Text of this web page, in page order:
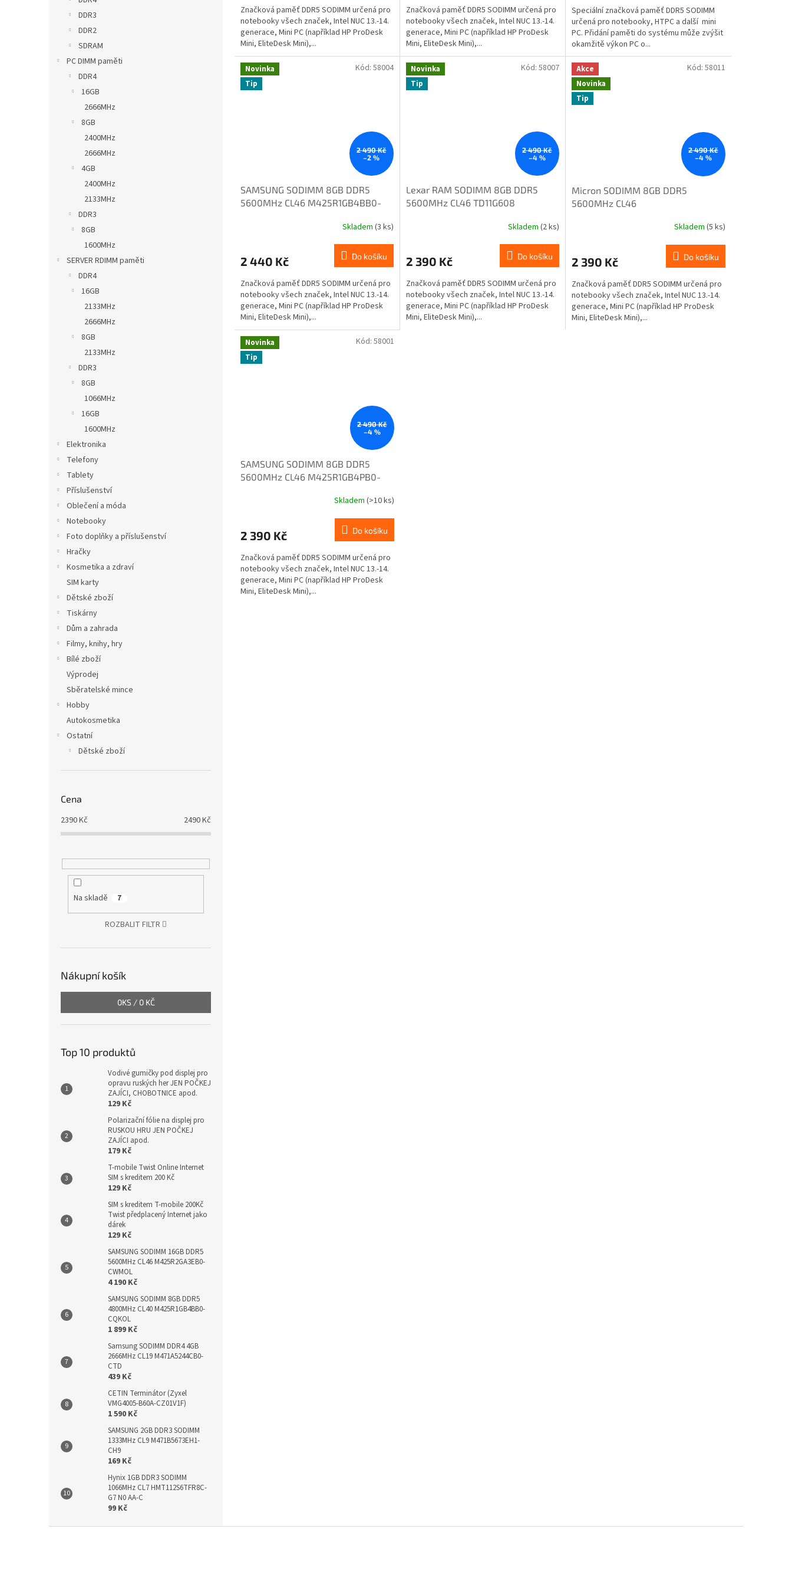
DDR3
DDR2
SDRAM
PC DIMM paměti
DDR4
16GB
2666MHz
8GB
2400MHz
2666MHz
4GB
2400MHz
2133MHz
DDR3
8GB
1600MHz
SERVER RDIMM paměti
DDR4
16GB
2133MHz
2666MHz
8GB
2133MHz
DDR3
8GB
1066MHz
16GB
1600MHz
Elektronika
Telefony
Tablety
Příslušenství
Oblečení a móda
Notebooky
Foto doplňky a příslušenství
Hračky
Kosmetika a zdraví
SIM karty
Dětské zboží
Tiskárny
Dům a zahrada
Filmy, knihy, hry
Bílé zboží
Výprodej
Sběratelské mince
Hobby
Autokosmetika
Ostatní
Dětské zboží
Cena
2390Kč 2490Kč
Na skladě 7
ROZBALIT FILTR
Nákupní košík
0KS / 0 KČ
Top 10 produktů
Vodivé gumičky pod displej pro
opravu ruských her JEN POČKEJ
ZAJÍCI, CHOBOTNICE apod.
129 Kč
Polarizační fólie na displej pro
RUSKOU HRU JEN POČKEJ
ZAJÍCI apod.
179 Kč
T-mobile Twist Online Internet
SIM s kreditem 200 Kč
129 Kč
SIM s kreditem T-mobile 200Kč
Twist předplacený Internet jako
dárek
129 Kč
SAMSUNG SODIMM 16GB DDR5
5600MHz CL46 M425R2GA3EB0-
CWMOL
4 190 Kč
SAMSUNG SODIMM 8GB DDR5
4800MHz CL40 M425R1GB4BB0-
CQKOL
1 899 Kč
Samsung SODIMM DDR4 4GB
2666MHz CL19 M471A5244CB0-
CTD
439 Kč
CETIN Terminátor (Zyxel
VMG4005-B60A-CZ01V1F)
1 590 Kč
SAMSUNG 2GB DDR3 SODIMM
1333MHz CL9 M471B5673EH1-
CH9
169 Kč
Hynix 1GB DDR3 SODIMM
1066MHz CL7 HMT112S6TFR8C-
G7 N0 AA-C
99 Kč
Značková paměť DDR5 SODIMM určená pro
notebooky všech značek, Intel NUC 13.-14.
generace, Mini PC (například HP ProDesk
Mini, EliteDesk Mini),...
Značková paměť DDR5 SODIMM určená pro
notebooky všech značek, Intel NUC 13.-14.
generace, Mini PC (například HP ProDesk
Mini, EliteDesk Mini),...
Speciální značková paměť DDR5 SODIMM
určená pro notebooky, HTPC a další mini
PC. Přidání paměti do systému může zvýšit
okamžitě výkon PC o...
Novinka
Tip
2 490 Kč
–2 %
SAMSUNG SODIMM 8GB DDR5
5600MHz CL46 M425R1GB4BB0-
Skladem (3 ks)
2 440 Kč Do košíku
Značková paměť DDR5 SODIMM určená pro
notebooky všech značek, Intel NUC 13.-14.
generace, Mini PC (například HP ProDesk
Mini, EliteDesk Mini),...
Kód: 58004
Novinka
Tip
2 490 Kč
–4 %
Lexar RAM SODIMM 8GB DDR5
5600MHz CL46 TD11G608
Skladem (2 ks)
2 390 Kč Do košíku
Značková paměť DDR5 SODIMM určená pro
notebooky všech značek, Intel NUC 13.-14.
generace, Mini PC (například HP ProDesk
Mini, EliteDesk Mini),...
Kód: 58007
Akce
Novinka
Tip
2 490 Kč
–4 %
Micron SODIMM 8GB DDR5
5600MHz CL46
Skladem (5 ks)
2 390 Kč Do košíku
Značková paměť DDR5 SODIMM určená pro
notebooky všech značek, Intel NUC 13.-14.
generace, Mini PC (například HP ProDesk
Mini, EliteDesk Mini),...
Kód: 58011
Novinka
Tip
2 490 Kč
–4 %
SAMSUNG SODIMM 8GB DDR5
5600MHz CL46 M425R1GB4PB0-
Skladem (>10 ks)
2 390 Kč Do košíku
Značková paměť DDR5 SODIMM určená pro
notebooky všech značek, Intel NUC 13.-14.
generace, Mini PC (například HP ProDesk
Mini, EliteDesk Mini),...
Kód: 58001